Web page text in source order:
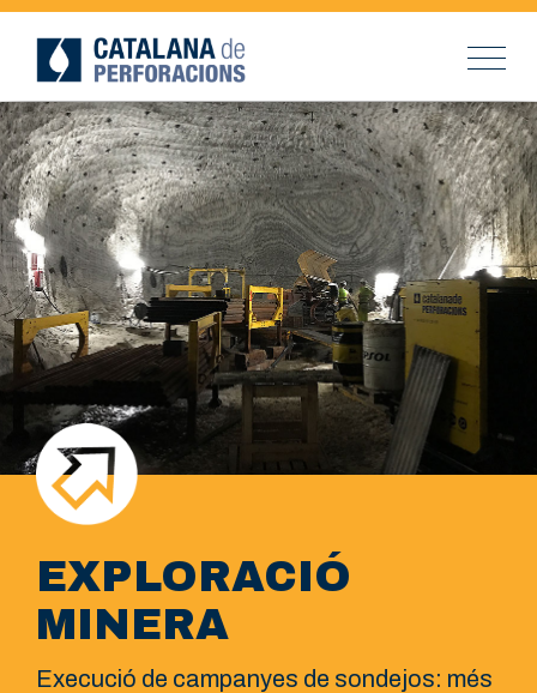
EXPLORACIÓ
MINERA
Execució de campanyes de sondejos: més